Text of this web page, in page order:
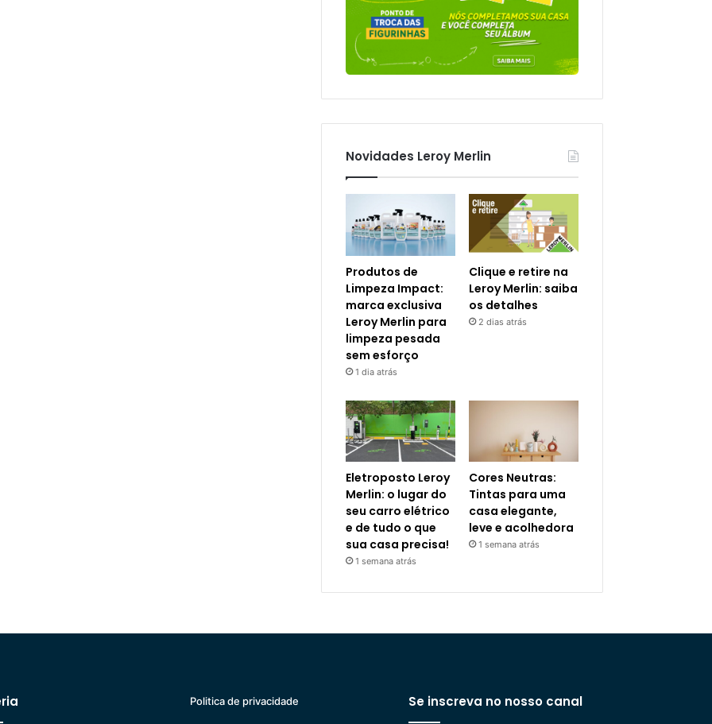
Novidades Leroy Merlin
Produtos de
Limpeza Impact:
marca exclusiva
Leroy Merlin para
limpeza pesada
sem esforço
1 dia atrás
Clique e retire na
Leroy Merlin: saiba
os detalhes
2 dias atrás
Eletroposto Leroy
Merlin: o lugar do
seu carro elétrico
e de tudo o que
sua casa precisa!
1 semana atrás
Cores Neutras:
Tintas para uma
casa elegante,
leve e acolhedora
1 semana atrás
Politica de privacidade Se inscreva no nosso canal